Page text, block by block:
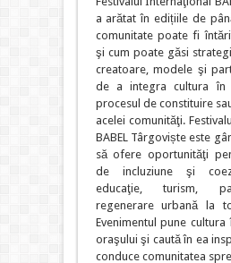
a arătat în edițiile de
comunitate poate fi
şi cum poate găsi
creatoare, modele şi
de a integra cultura
procesul de constituire
acelei comunităţi.
BABEL Târgoviște este
să ofere oportunităţi
de incluziune şi
educaţie, turism,
regenerare urbană la
Evenimentul pune
oraşului şi caută în ea
conduce comunitatea